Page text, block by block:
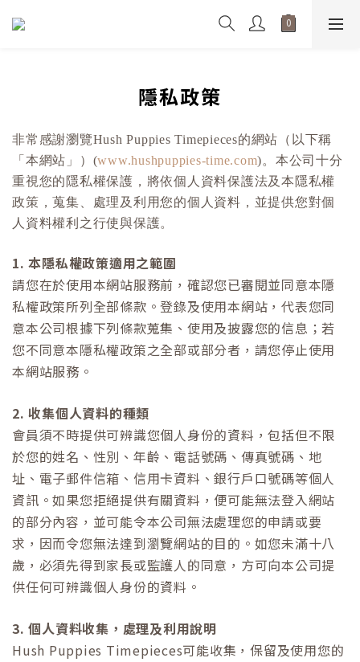
隱私政策
非常感謝瀏覽Hush Puppies Timepieces的網站（以下稱
「本網站」）(www.hushpuppies-time.com)。本公司十分
重視您的隱私權保護，將依個人資料保護法及本隱私權
政策，蒐集、處理及利用您的個人資料，並提供您對個
人資料權利之行使與保護。
1. 本隱私權政策適用之範圍
請您在於使用本網站服務前，確認您已審閱並同意本隱
私權政策所列全部條款。登錄及使用本網站，代表您同
意本公司根據下列條款蒐集、使用及披露您的信息；若
您不同意本隱私權政策之全部或部分者，請您停止使用
本網站服務。
2. 收集個人資料的種類
會員須不時提供可辨識您個人身份的資料，包括但不限
於您的姓名、性別、年齡、電話號碼、傳真號碼、地
址、電子郵件信箱、信用卡資料、銀行戶口號碼等個人
資訊。如果您拒絕提供有關資料，便可能無法登入網站
的部分內容，並可能令本公司無法處理您的申請或要
求，因而令您無法達到瀏覽網站的目的。如您未滿十八
歲，必須先得到家長或監護人的同意，方可向本公司提
供任何可辨識個人身份的資料。
3. 個人資料收集，處理及利用說明
Hush Puppies Timepieces可能收集，保留及使用您的